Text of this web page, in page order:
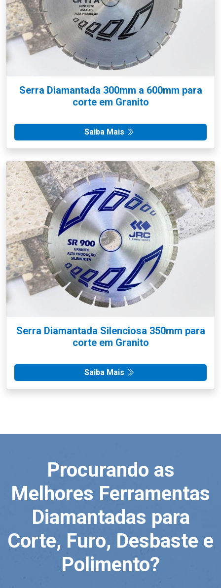
Serra Diamantada 300mm a 600mm para
corte em Granito
Saiba Mais
Serra Diamantada Silenciosa 350mm para
corte em Granito
Saiba Mais
Procurando as
Melhores Ferramentas
Diamantadas para
Corte, Furo, Desbaste e
Polimento?